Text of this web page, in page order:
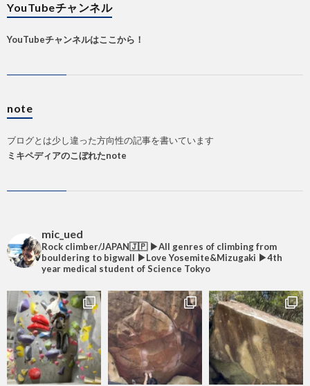
YouTubeチャンネル
YouTubeチャンネルはここから！
note
ブログとは少し違った方向性の記事を書いています
ミキペディアのこぼれたnote
mic_ued
Rock climber/JAPAN🇯🇵▶︎All genres of climbing from
bouldering to bigwall ▶︎Love Yosemite&Mizugaki ▶︎4th
year medical student of Science Tokyo